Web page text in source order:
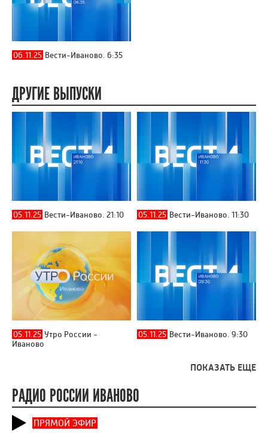
06.11.25 Вести-Иваново. 6:35
ДРУГИЕ ВЫПУСКИ
05.11.25 Вести-Иваново. 21:10 05.11.25 Вести-Иваново. 11:30
05.11.25 Утро России -
Иваново
05.11.25 Вести-Иваново. 9:30
ПОКАЗАТЬ ЕЩЕ
РАДИО РОССИИ ИВАНОВО
ПРЯМОЙ ЭФИР